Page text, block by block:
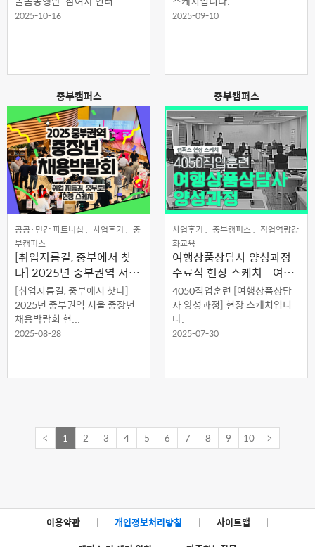
2025-10-16 2025-09-10
중부캠퍼스
공공·민간 파트너십 , 사업후기 , 중
부캠퍼스
[취업지름길, 중부에서 찾
다] 2025년 중부권역 서울
중장년 채용박람회 현장 스
케치
[취업지름길, 중부에서 찾다]
2025년 중부권역 서울 중장년
채용박람회 현...
2025-08-28
중부캠퍼스
사업후기 , 중부캠퍼스 , 직업역량강
화교육
여행상품상담사 양성과정
수료식 현장 스케치 - 여행
의 설렘이 전문성으로 피어
나다
4050직업훈련 [여행상품상담
사 양성과정] 현장 스케치입니
다.
2025-07-30
< 1 2 3 4 5 6 7 8 9 10 >
이용약관 | 개인정보처리방침 | 사이트맵
|